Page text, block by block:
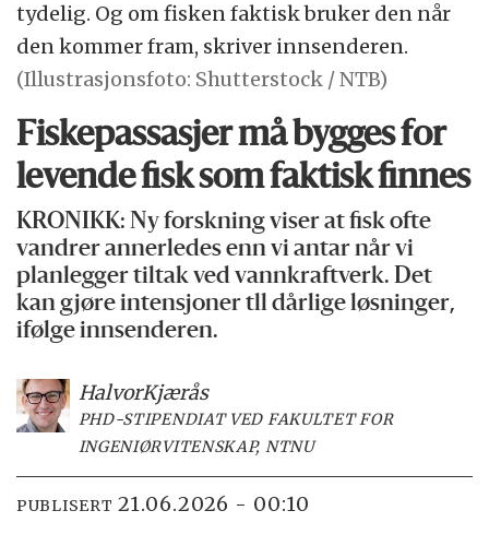
tydelig. Og om fisken faktisk bruker den når
den kommer fram, skriver innsenderen.
(Illustrasjonsfoto: Shutterstock / NTB)
Fiskepassasjer må bygges for
levende fisk som faktisk finnes
KRONIKK: Ny forskning viser at fisk ofte
vandrer annerledes enn vi antar når vi
planlegger tiltak ved vannkraftverk. Det
kan gjøre intensjoner tll dårlige løsninger,
ifølge innsenderen.
HalvorKjærås
PHD-STIPENDIAT VED FAKULTET FOR
INGENIØRVITENSKAP, NTNU
PUBLISERT 21.06.2026 - 00:10